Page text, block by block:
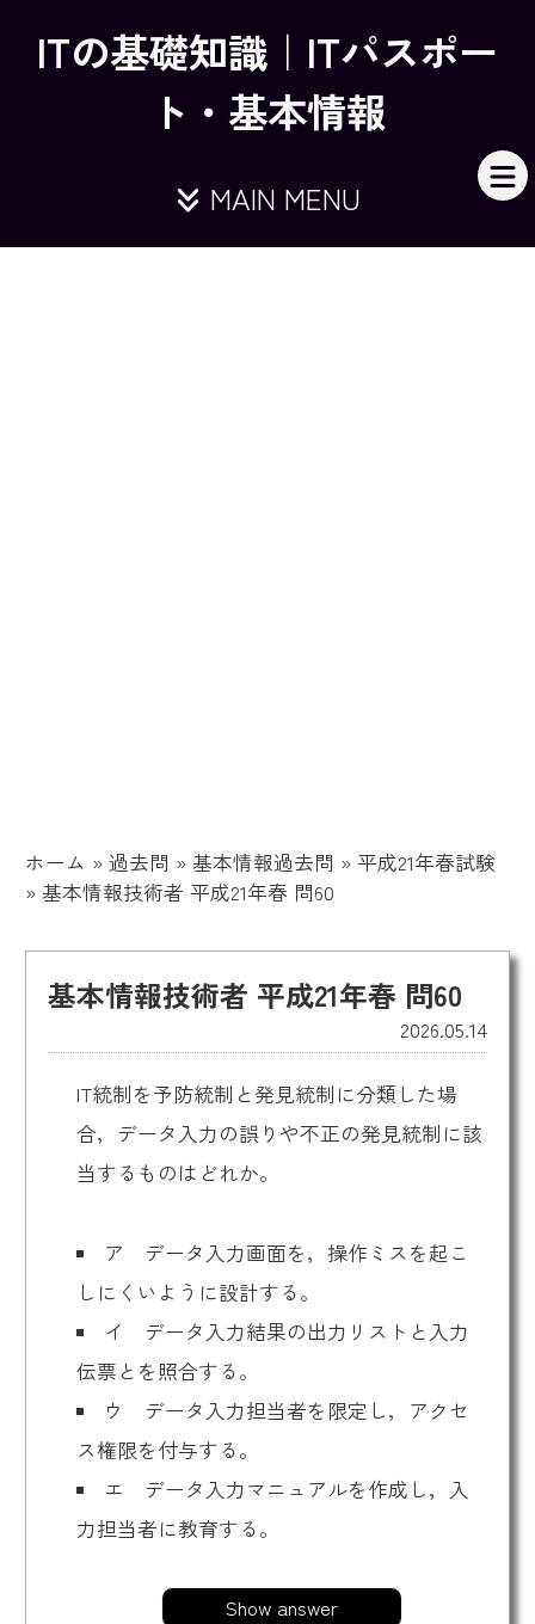
ITの基礎知識｜ITパスポー
ト・基本情報
MAIN MENU
ホーム » 過去問 » 基本情報過去問 » 平成21年春試験
»基本情報技術者 平成21年春 問60
基本情報技術者 平成21年春 問60
2026.05.14
IT統制を予防統制と発見統制に分類した場
合，データ入力の誤りや不正の発見統制に該
当するものはどれか。
ア データ入力画面を，操作ミスを起こ
しにくいように設計する。
イ データ入力結果の出力リストと入力
伝票とを照合する。
ウ データ入力担当者を限定し，アクセ
ス権限を付与する。
エ データ入力マニュアルを作成し，入
力担当者に教育する。
Show answer